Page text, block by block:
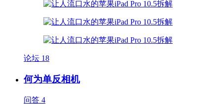
论坛 18
何为单反相机
问答 4